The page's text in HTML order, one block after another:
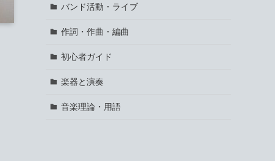
バンド活動・ライブ
作詞・作曲・編曲
初心者ガイド
楽器と演奏
音楽理論・用語